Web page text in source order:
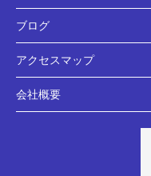
ブログ
アクセスマップ
会社概要